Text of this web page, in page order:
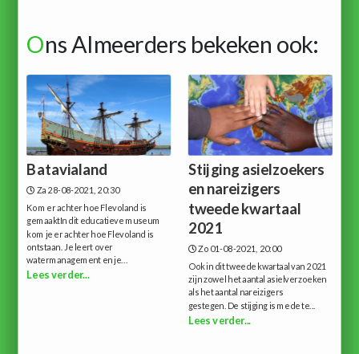
Ons Almeerders bekeken ook:
Batavialand
Za 28-08-2021, 20:30
Kom er achter hoe Flevoland is
gemaaktIn dit educatieve museum
kom je er achter hoe Flevoland is
ontstaan. Je leert over
watermanagement en je...
Lees verder...
Stijging asielzoekers
en nareizigers
tweede kwartaal
2021
Zo 01-08-2021, 20:00
Ook in dit tweede kwartaal van 2021
zijn zowel het aantal asielverzoeken
als het aantal nareizigers
gestegen. De stijging is mede te...
Lees verder...